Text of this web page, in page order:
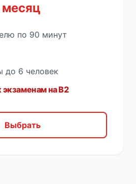
месяц
по 90 минут
до 6 человек
экзаменам на B2
Выбрать